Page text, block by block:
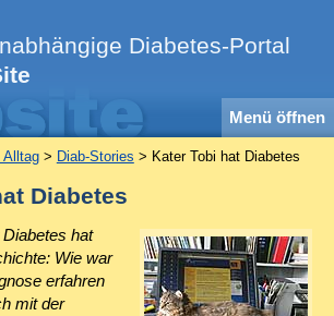
Diabetes-Portal
Menü öffnen
Alltag> Diab-Stories > Kater Tobi hat Diabetes
Diabetes
hat
Wie war
erfahren
mit der